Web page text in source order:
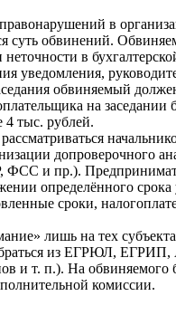
в
суть обвинений.
в
уведомления,
обвиняемый
на
4 тыс. рублей.
допроверочного
и пр.).
определённого
сроки,
лишь на тех
браться из ЕГРЮЛ,
и т. п.). На обвиняемого
комиссии.